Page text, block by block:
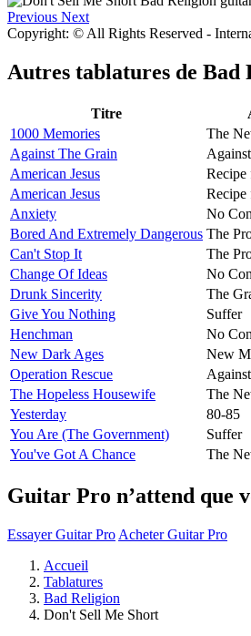
Previous Next
Copyright: © All Rights Reserved -
Autres tablatures de Bad
Titre
1000 Memories
The
Against The Grain
American Jesus
Recipe
American Jesus
Recipe
Anxiety
No
Bored And Extremely Dangerous The
Can't Stop It
The
Change Of Ideas
No
Drunk Sincerity
The
Give You Nothing
Suffer
Henchman
No
New Dark Ages
New
Operation Rescue
The Hopeless Housewife
The
Yesterday
80-85
You Are (The Government)
Suffer
You've Got A Chance
The
Guitar Pro n’attend que
Essayer Guitar Pro Acheter Guitar Pro
Accueil
Tablatures
Bad Religion
Don't Sell Me Short